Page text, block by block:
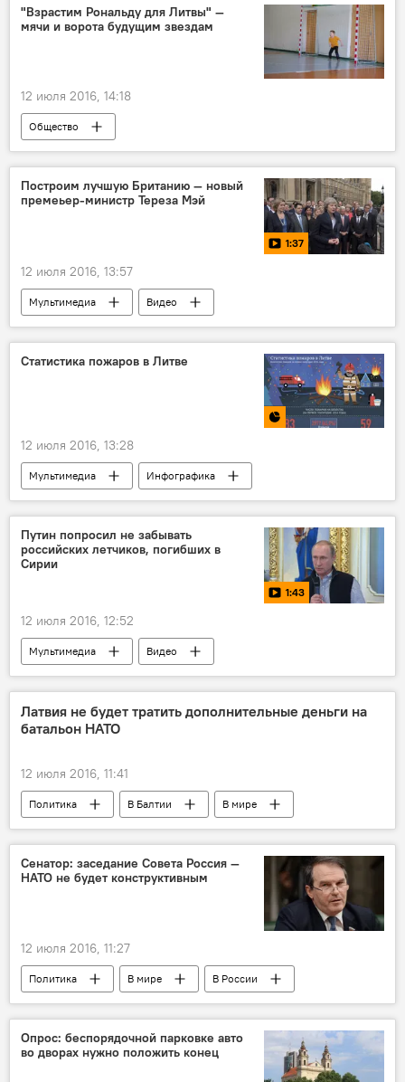
"Взрастим Рональду для Литвы" —
мячи и ворота будущим звездам
12 июля 2016, 14:18
Общество
Построим лучшую Британию — новый
премеьер-министр Тереза Мэй
1:37
12 июля 2016, 13:57
Мультимедиа Видео
Статистика пожаров в Литве
12 июля 2016, 13:28
Мультимедиа
Инфографика
Страна в огне
Путин попросил не забывать
российских летчиков, погибших в
Сирии
1:43
12 июля 2016, 12:52
Мультимедиа
Видео
Война в Сирии
Латвия не будет тратить дополнительные деньги на
батальон НАТО
12 июля 2016, 11:41
Политика В Балтии
В мире
Батальоны НАТО в Балтии и Польше
Сенатор: заседание Совета Россия —
НАТО не будет конструктивным
12 июля 2016, 11:27
Политика В мире
В России
Аналитика
Опрос: беспорядочной парковке авто
во дворах нужно положить конец